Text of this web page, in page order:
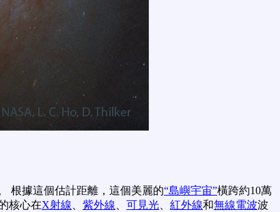
根據這個估計距離，這個美麗的“島嶼宇宙”橫跨約10萬
核心在X射線 紫外線 可見光 紅外線和無線電波波